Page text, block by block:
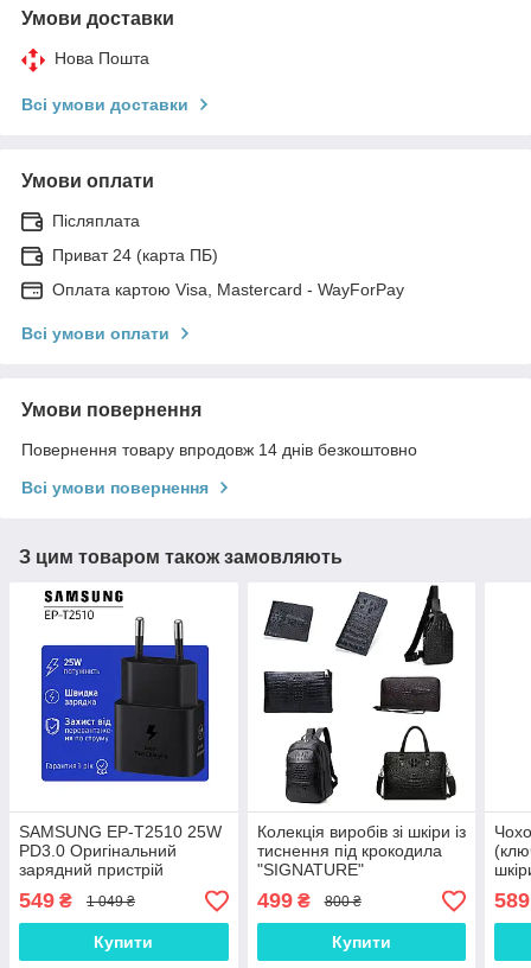
Умови доставки
Нова Пошта
Всі умови доставки
Умови оплати
Післяплата
Приват 24 (карта ПБ)
Оплата картою Visa, Mastercard - WayForPay
Всі умови оплати
Умови повернення
Повернення товару впродовж 14 днів безкоштовно
Всі умови повернення
З цим товаром також замовляють
SAMSUNG EP-T2510 25W
PD3.0 Оригінальний
зарядний пристрій
549 ₴ 1 049 ₴
Купити
Колекція виробів зі шкіри із
тиснення під крокодила
"SIGNATURE"
499₴ 800 ₴
Купити
589